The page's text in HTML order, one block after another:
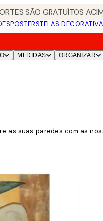
SÃO GRATUÍTOS
POSTERSTELAS
MEDIDAS ORGANIZAR
as suas paredes com as